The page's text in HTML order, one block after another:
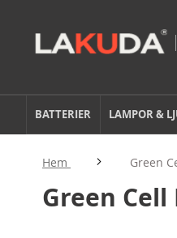
BATTERIER LAMPOR &
Hem Green
Green